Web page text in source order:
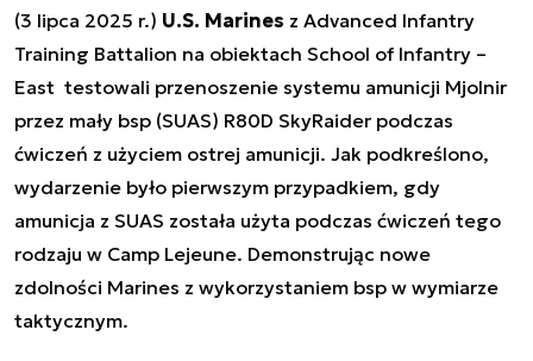
(3 lipca 2025 r.) U.S. Marines z Advanced Infantry
Training Battalion na obiektach School of Infantry –
East testowali przenoszenie systemu amunicji Mjolnir
przez mały bsp (SUAS) R80D SkyRaider podczas
ćwiczeń z użyciem ostrej amunicji. Jak podkreślono,
wydarzenie było pierwszym przypadkiem, gdy
amunicja z SUAS została użyta podczas ćwiczeń tego
rodzaju w Camp Lejeune. Demonstrując nowe
zdolności Marines z wykorzystaniem bsp w wymiarze
taktycznym.